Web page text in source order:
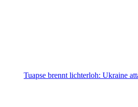
Tuapse brennt lichterloh: Ukraine